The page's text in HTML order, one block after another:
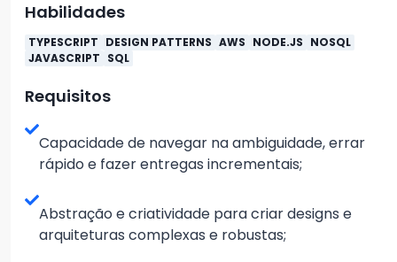
Habilidades
TYPESCRIPT DESIGN PATTERNS AWS NODE.JS NOSQL
JAVASCRIPT SQL
Requisitos
Capacidade de navegar na ambiguidade, errar
rápido e fazer entregas incrementais;
Abstração e criatividade para criar designs e
arquiteturas complexas e robustas;